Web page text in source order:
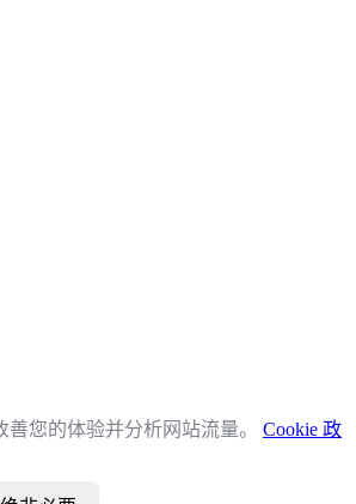
善您的体验并分析网站流量。 Cookie 政